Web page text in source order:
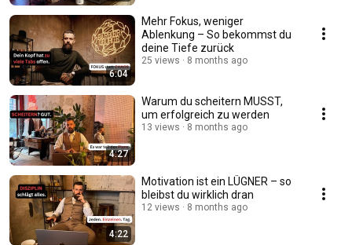
6:04
Mehr Fokus, weniger
Ablenkung – So bekommst du
deine Tiefe zurück
25 views 8 months ago
4:27
Warum du scheitern MUSST,
um erfolgreich zu werden
13 views 8 months ago
4:22
Motivation ist ein LÜGNER – so
bleibst du wirklich dran
12 views 8 months ago